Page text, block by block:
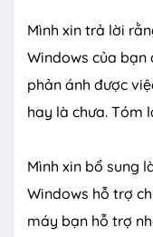
Mình xin trả lời
Windows của bạn
phản ánh được
hay là chưa. Tóm
Mình xin bổ sung
Windows hỗ trợ
máy bạn hỗ trợ